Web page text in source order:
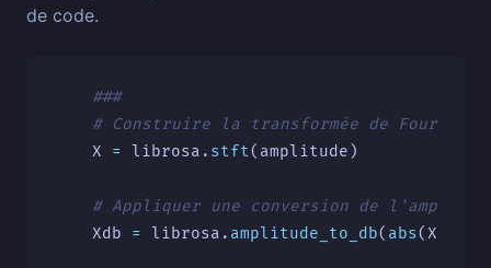
de code.
X
= librosa . stft( amplitude )
Xdb = librosa . amplitude_to_db( abs(X